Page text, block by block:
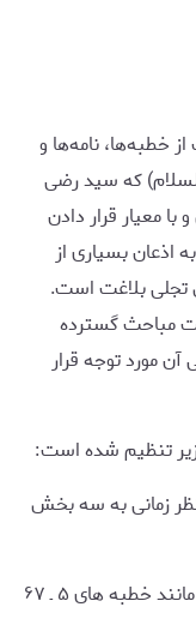
خطبه‌ها، نامه‌ها و
که سید رضی
با معیار قرار دادن
اذعان بسیاری از
تجلی بلاغت است.
مباحث گسترده
مورد توجه قرار
تنظیم شده است:
است و از نظر زمانی به سه بخش
قبل از حکومت امیرالمؤمنین علیه السلام، مانند خطبه های ۵ ـ ۶۷